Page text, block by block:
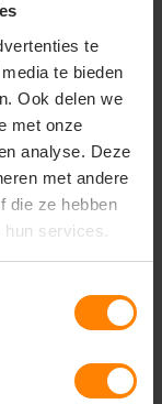
te
te bieden
Ook delen we
met onze
analyse. Deze
met andere
die ze hebben
services.
hemd
met een
zoals
juk op de